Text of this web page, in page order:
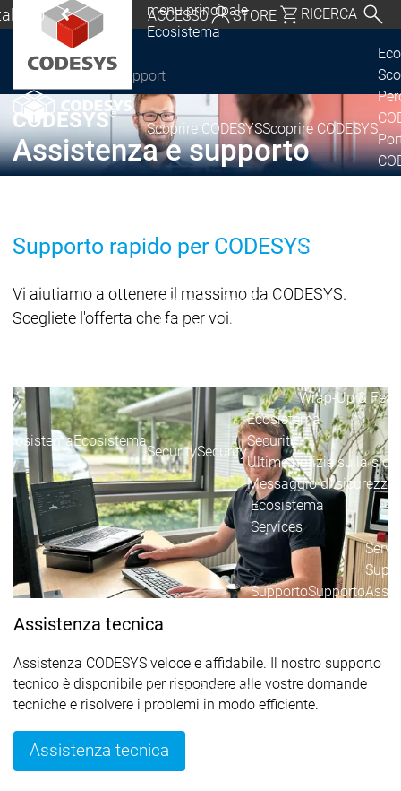
| Deutsch
USA | English
Italia | Italiano
ACCESSO STORE RICERCA
EcosistemaEcosistema
menu principale
Ecosistema
Scoprire CODESYSScoprire CODESYS
Release &
Lifecycle
Release &
Lifecycle
Release &
Wrap-Up &
SecuritySecurity
Ecosistema
Security
Ultime notizie sulla
Messaggio di sicurezza
ServicesServices
Ecosistema
Services
SupportoSupporto
CODESYS Group
Support
CODESYS®
Assistenza e supporto
Supporto rapido per CODESYS
Vi aiutiamo a ottenere il massimo da CODESYS.
Scegliete l'offerta che fa per voi.
Assistenza tecnica
Assistenza CODESYS veloce e affidabile. Il nostro supporto
tecnico è disponibile per rispondere alle vostre domande
tecniche e risolvere i problemi in modo efficiente.
Assistenza tecnica